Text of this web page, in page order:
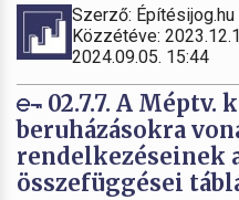
Szerző: Építésijog.hu
Közzétéve:
2024.09.05. 15:44
02.7.7. A Méptv.
beruházásokra
rendelkezéseinek
összefüggései